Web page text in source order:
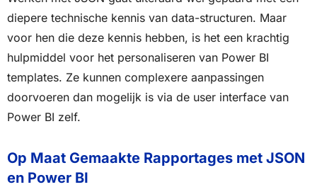
diepere technische kennis van data-structuren. Maar
voor hen die deze kennis hebben, is het een krachtig
hulpmiddel voor het personaliseren van Power BI
templates. Ze kunnen complexere aanpassingen
doorvoeren dan mogelijk is via de user interface van
Power BI zelf.
Op Maat Gemaakte Rapportages met JSON
en Power BI